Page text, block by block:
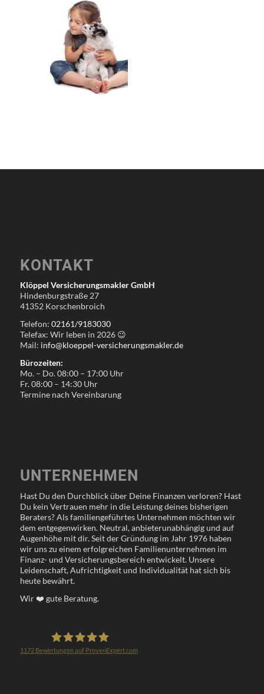
KONTAKT
Klöppel Versicherungsmakler GmbH
Hindenburgstraße 27
41352 Korschenbroich
Telefon: 02161/9183030
Telefax: Wir leben in 2026 😉
Mail: info@kloeppel-versicherungsmakler.de
Bürozeiten:
Mo. – Do. 08:00 – 17:00 Uhr
Fr. 08:00 – 14:30 Uhr
Termine nach Vereinbarung
UNTERNEHMEN
Hast Du den Durchblick über Deine Finanzen verloren? Hast
Du kein Vertrauen mehr in die Leistung deines bisherigen
Beraters? Als familiengeführtes Unternehmen möchten wir
dem entgegenwirken. Neutral, anbieterunabhängig und auf
Augenhöhe mit dir. Seit der Gründung im Jahr 1976 haben
wir uns zu einem erfolgreichen Familienunternehmen im
Finanz- und Versicherungsbereich entwickelt. Unsere
Leidenschaft, Aufrichtigkeit und Individualität hat sich bis
heute bewährt.
Wir❤️ gute Beratung.
1172Bewertungen auf ProvenExpert.com